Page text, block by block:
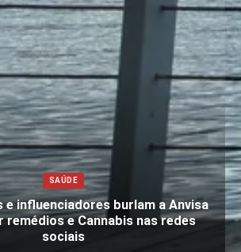
SAÚDE
e influenciadores burlam a Anvisa
remédios e Cannabis nas redes
sociais